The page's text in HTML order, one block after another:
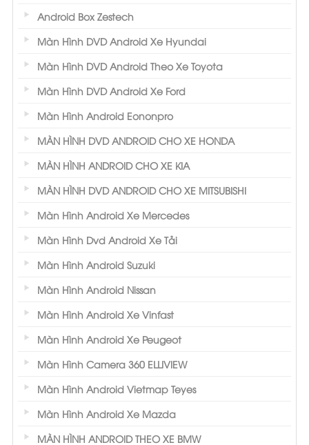
Android Box Zestech
Màn Hình DVD Android Xe Hyundai
Màn Hình DVD Android Theo Xe Toyota
Màn Hình DVD Android Xe Ford
Màn Hình Android Eononpro
MÀN HÌNH DVD ANDROID CHO XE HONDA
MÀN HÌNH ANDROID CHO XE KIA
MÀN HÌNH DVD ANDROID CHO XE MITSUBISHI
Màn Hình Android Xe Mercedes
Màn Hình Dvd Android Xe Tải
Màn Hình Android Suzuki
Màn Hình Android Nissan
Màn Hình Android Xe Vinfast
Màn Hình Android Xe Peugeot
Màn Hình Camera 360 ELLIVIEW
Màn Hình Android Vietmap Teyes
Màn Hình Android Xe Mazda
MÀN HÌNH ANDROID THEO XE BMW